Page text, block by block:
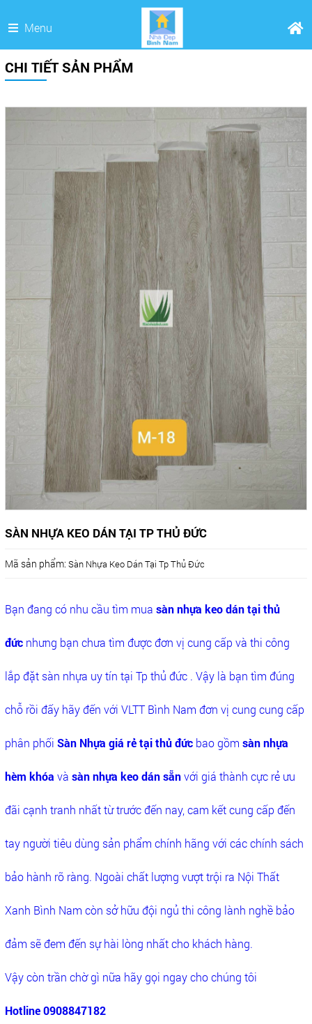
Menu
CHI TIẾT SẢN PHẨM
SÀN NHỰA KEO DÁN TẠI TP THỦ ĐỨC
Mã sản phẩm: Sàn Nhựa Keo Dán Tại Tp Thủ Đức
Bạn đang có nhu cầu tìm mua sàn nhựa keo dán tại thủ
đức nhưng bạn chưa tìm được đơn vị cung cấp và thi công
lắp đặt sàn nhựa uy tín tại Tp thủ đức . Vậy là bạn tìm đúng
chỗ rồi đấy hãy đến với VLTT Bình Nam đơn vị cung cung cấp
phân phối Sàn Nhựa giá rẻ tại thủ đứcbao gồm sàn nhựa
hèm khóa và sàn nhựa keo dán sẵnvới giá thành cực rẻ ưu
đãi cạnh tranh nhất từ trước đến nay, cam kết cung cấp đến
tay người tiêu dùng sản phẩm chính hãng với các chính sách
bảo hành rõ ràng. Ngoài chất lượng vượt trội ra Nội Thất
Xanh Bình Nam còn sở hữu đội ngủ thi công lành nghề bảo
đảm sẽ đem đến sự hài lòng nhất cho khách hàng.
Vậy còn trần chờ gì nữa hãy gọi ngay cho chúng tôi
Hotline 0908847182